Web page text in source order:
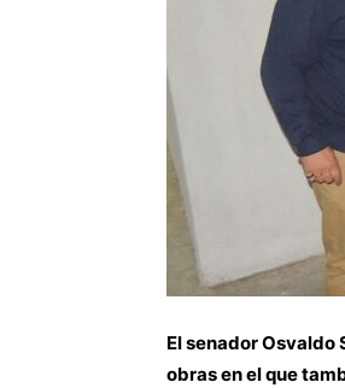
El senador
obras en el que